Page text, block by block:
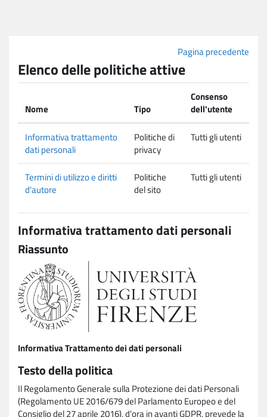
Pagina precedente
Elenco delle politiche attive
Nome Tipo
Consenso
dell'utente
Informativa trattamento
dati personali
Politiche di
privacy
Tutti gli utenti
Termini di utilizzo e diritti
d'autore
Politiche
del sito
Tutti gli utenti
Informativa trattamento dati personali
Riassunto
Informativa Trattamento dei dati personali
Testo della politica
Il Regolamento Generale sulla Protezione dei dati Personali
(Regolamento UE 2016/679 del Parlamento Europeo e del
Consiglio del 27 aprile 2016), d'ora in avanti GDPR, prevede la